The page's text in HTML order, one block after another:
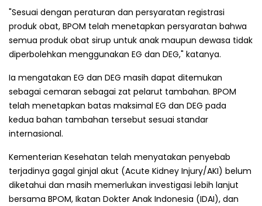
"Sesuai dengan peraturan dan persyaratan registrasi
produk obat, BPOM telah menetapkan persyaratan bahwa
semua produk obat sirup untuk anak maupun dewasa tidak
diperbolehkan menggunakan EG dan DEG," katanya.
Ia mengatakan EG dan DEG masih dapat ditemukan
sebagai cemaran sebagai zat pelarut tambahan. BPOM
telah menetapkan batas maksimal EG dan DEG pada
kedua bahan tambahan tersebut sesuai standar
internasional.
Kementerian Kesehatan telah menyatakan penyebab
terjadinya gagal ginjal akut (Acute Kidney Injury/AKI) belum
diketahui dan masih memerlukan investigasi lebih lanjut
bersama BPOM, Ikatan Dokter Anak Indonesia (IDAI), dan